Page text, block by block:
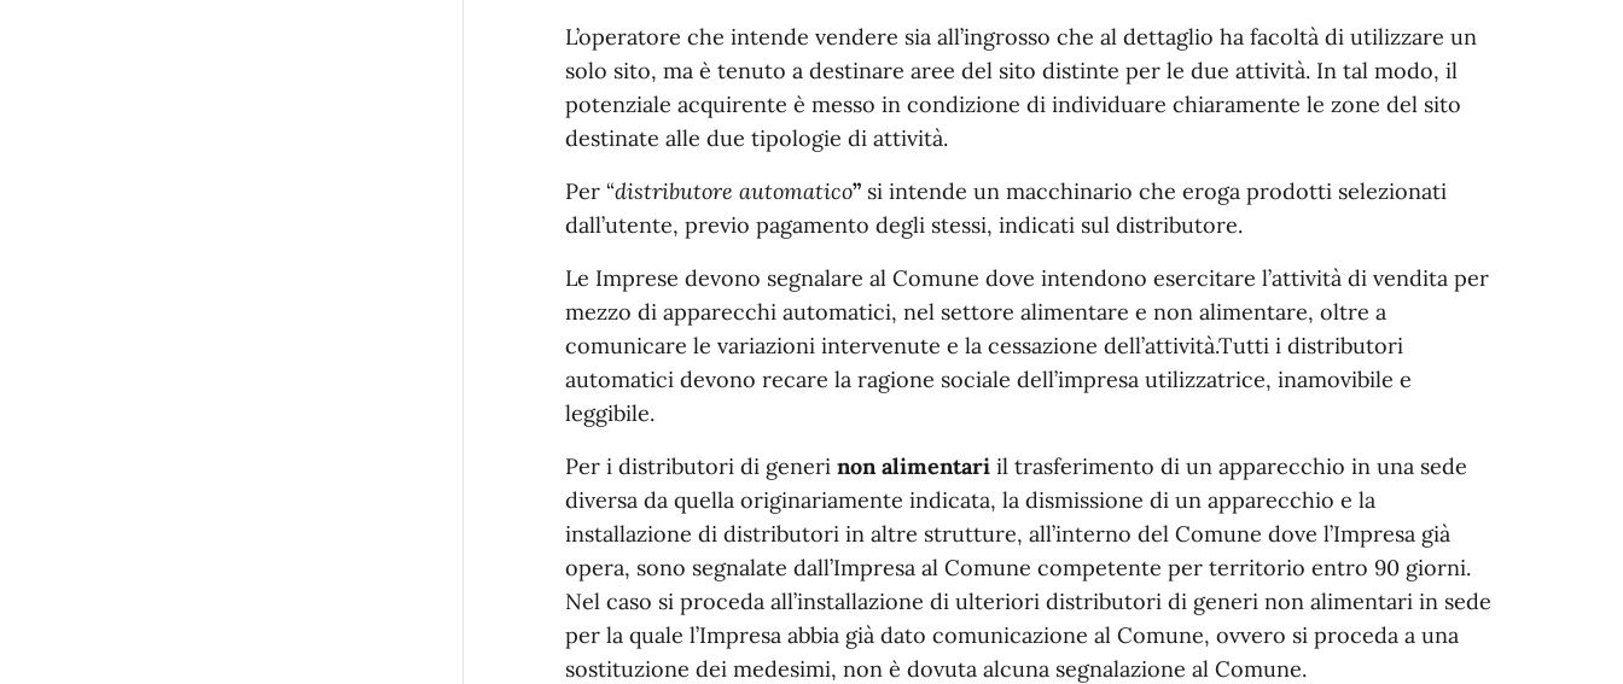
L’operatore che intende vendere sia all’ingrosso che al dettaglio ha facoltà di utilizzare un
solo sito, ma è tenuto a destinare aree del sito distinte per le due attività. In tal modo, il
potenziale acquirente è messo in condizione di individuare chiaramente le zone del sito
destinate alle due tipologie di attività.
Per “distributore automatico”si intende un macchinario che eroga prodotti selezionati
dall’utente, previo pagamento degli stessi, indicati sul distributore.
Le Imprese devono segnalare al Comune dove intendono esercitare l’attività di vendita per
mezzo di apparecchi automatici, nel settore alimentare e non alimentare, oltre a
comunicare le variazioni intervenute e la cessazione dell’attività.Tutti i distributori
automatici devono recare la ragione sociale dell’impresa utilizzatrice, inamovibile e
leggibile.
Per i distributori di generi non alimentariil trasferimento di un apparecchio in una sede
diversa da quella originariamente indicata, la dismissione di un apparecchio e la
installazione di distributori in altre strutture, all’interno del Comune dove l’Impresa già
opera, sono segnalate dall’Impresa al Comune competente per territorio entro 90 giorni.
Nel caso si proceda all’installazione di ulteriori distributori di generi non alimentari in sede
per la quale l’Impresa abbia già dato comunicazione al Comune, ovvero si proceda a una
sostituzione dei medesimi, non è dovuta alcuna segnalazione al Comune.